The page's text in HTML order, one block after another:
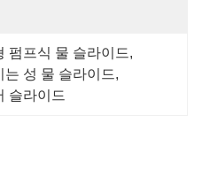
펌프식 물 슬라이드,
는 성 물 슬라이드,
슬라이드